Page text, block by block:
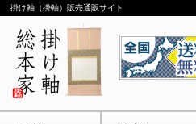
掛け軸（掛軸）販売通販サイト